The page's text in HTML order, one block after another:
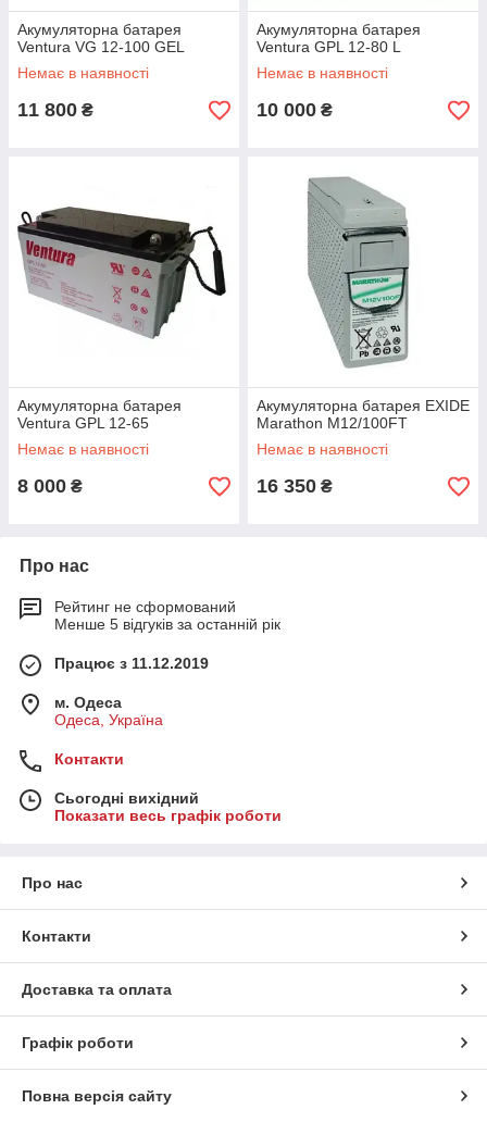
Акумуляторна батарея
Ventura VG 12-100 GEL
Немає в наявності
11 800 ₴
Акумуляторна батарея
Ventura GPL 12-80 L
Немає в наявності
10 000 ₴
Акумуляторна батарея
Ventura GPL 12-65
Немає в наявності
8 000 ₴
Акумуляторна батарея EXIDE
Marathon M12/100FT
Немає в наявності
16 350 ₴
Про нас
Рейтинг не сформований
Менше 5 відгуків за останній рік
Працює з 11.12.2019
м. Одеса
Одеса, Україна
Контакти
Сьогодні вихідний
Показати весь графік роботи
Про нас
Контакти
Доставка та оплата
Графік роботи
Повна версія сайту